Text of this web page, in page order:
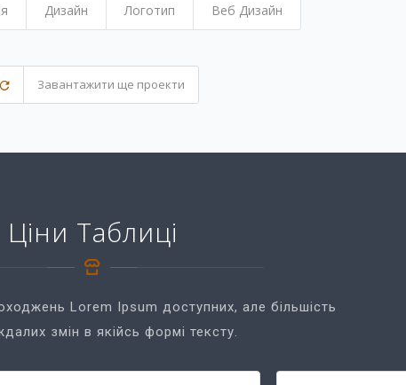
Дизайн Логотип Веб Дизайн
Завантажити ще проекти
Ціни Таблиці
Lorem Ipsum доступних, але більшість
змін в якійсь формі тексту.